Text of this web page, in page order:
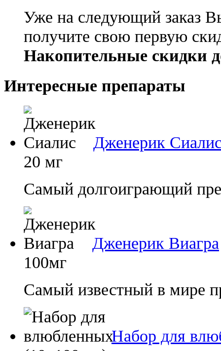
Уже на следующий заказ
получите свою первую
Накопительные скидки
Интересные препараты
Дженерик
20 мг
Самый долгоиграющий
Дженерик Виагра
100мг
Самый известный в мире
Набор для